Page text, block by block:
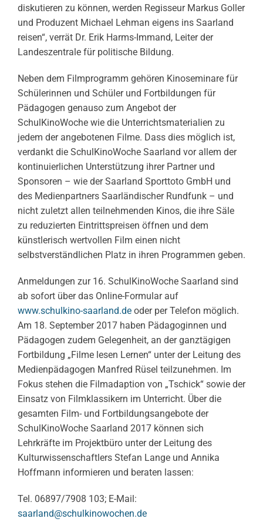
diskutieren zu können, werden Regisseur Markus Goller
und Produzent Michael Lehman eigens ins Saarland
reisen“, verrät Dr. Erik Harms-Immand, Leiter der
Landeszentrale für politische Bildung.
Neben dem Filmprogramm gehören Kinoseminare für
Schülerinnen und Schüler und Fortbildungen für
Pädagogen genauso zum Angebot der
SchulKinoWoche wie die Unterrichtsmaterialien zu
jedem der angebotenen Filme. Dass dies möglich ist,
verdankt die SchulKinoWoche Saarland vor allem der
kontinuierlichen Unterstützung ihrer Partner und
Sponsoren – wie der Saarland Sporttoto GmbH und
des Medienpartners Saarländischer Rundfunk – und
nicht zuletzt allen teilnehmenden Kinos, die ihre Säle
zu reduzierten Eintrittspreisen öffnen und dem
künstlerisch wertvollen Film einen nicht
selbstverständlichen Platz in ihren Programmen geben.
Anmeldungen zur 16. SchulKinoWoche Saarland sind
ab sofort über das Online-Formular auf
www.schulkino-saarland.de oder per Telefon möglich.
Am 18. September 2017 haben Pädagoginnen und
Pädagogen zudem Gelegenheit, an der ganztägigen
Fortbildung „Filme lesen Lernen“ unter der Leitung des
Medienpädagogen Manfred Rüsel teilzunehmen. Im
Fokus stehen die Filmadaption von „Tschick“ sowie der
Einsatz von Filmklassikern im Unterricht. Über die
gesamten Film- und Fortbildungsangebote der
SchulKinoWoche Saarland 2017 können sich
Lehrkräfte im Projektbüro unter der Leitung des
Kulturwissenschaftlers Stefan Lange und Annika
Hoffmann informieren und beraten lassen:
Tel. 06897/7908 103; E-Mail:
saarland@schulkinowochen.de